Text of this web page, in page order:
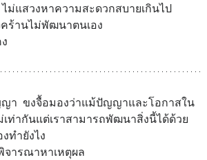
ม่แสวงหาความสะดวกสบายเกินไป
คร้านไม่พัฒนาตนเอง
า  ขงจื้อมองว่าแม้ปัญญาและโอกาสใน
ท่ากันแต่เราสามารถพัฒนาสิ่งนี้ได้ด้วย
ทำยังไง
ารณาหาเหตุผล